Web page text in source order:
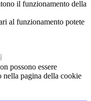
il funzionamento della
al funzionamento potete
possono essere
nella pagina della cookie